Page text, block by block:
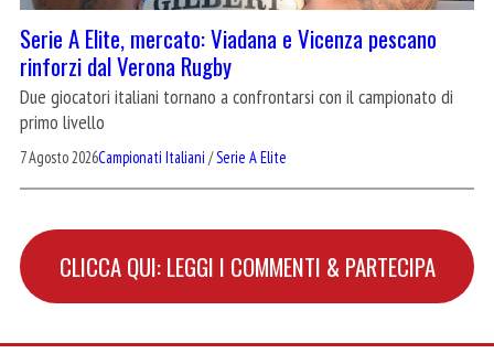
Serie A Elite, mercato: Viadana e Vicenza pescano
rinforzi dal Verona Rugby
Due giocatori italiani tornano a confrontarsi con il campionato di
primo livello
7 Agosto 2026Campionati Italiani /Serie A Elite
CLICCA QUI: LEGGI I COMMENTI & PARTECIPA